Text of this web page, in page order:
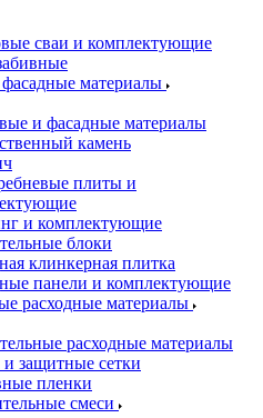
сваи и комплектующие
материалы
и фасадные материалы
камень
плиты и
и комплектующие
блоки
клинкерная плитка
панели и комплектующие
расходные материалы
расходные материалы
защитные сетки
пленки
смеси